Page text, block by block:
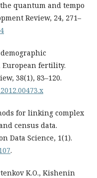
the quantum and tempo
Review, 24, 271–
demographic
fertility.
38(1), 83–120.
for linking complex
census data.
Data Science, 1(1).
.
K.O., Kishenin